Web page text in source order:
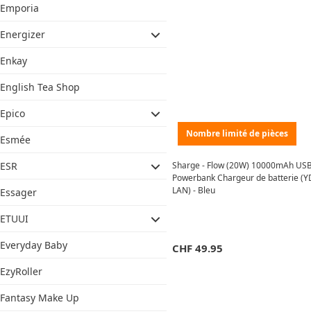
Emporia
Energizer
Enkay
English Tea Shop
Epico
Esmée
ESR
Essager
ETUUI
Everyday Baby
EzyRoller
Fantasy Make Up
Nombre limité de pièces
Sharge - Flow (20W) 10000mAh
Powerbank Chargeur de batterie
LAN) - Bleu
CHF 49.95